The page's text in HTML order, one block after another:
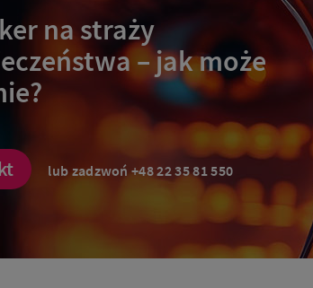
na straży
– jak może
lub zadzwoń+48 22 35 81 550